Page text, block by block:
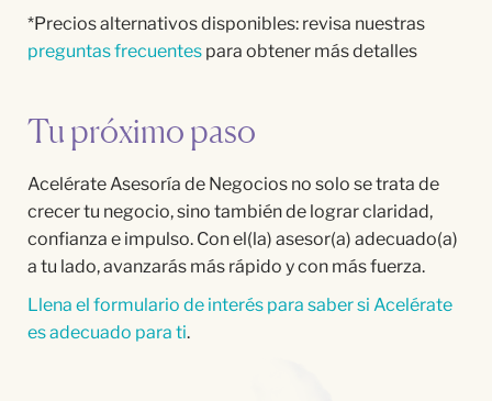
*Precios alternativos disponibles: revisa nuestras
preguntas frecuentes para obtener más detalles
Tu próximo paso
Acelérate Asesoría de Negocios no solo se trata de
crecer tu negocio, sino también de lograr claridad,
confianza e impulso. Con el(la) asesor(a) adecuado(a)
a tu lado, avanzarás más rápido y con más fuerza.
Llena el formulario de interés para saber si Acelérate
es adecuado para ti.